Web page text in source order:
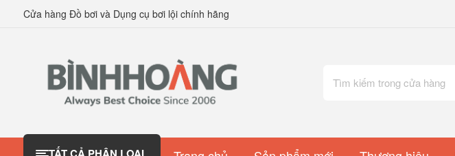
Cửa hàng Đồ bơi và Dụng cụ bơi lội chính hãng